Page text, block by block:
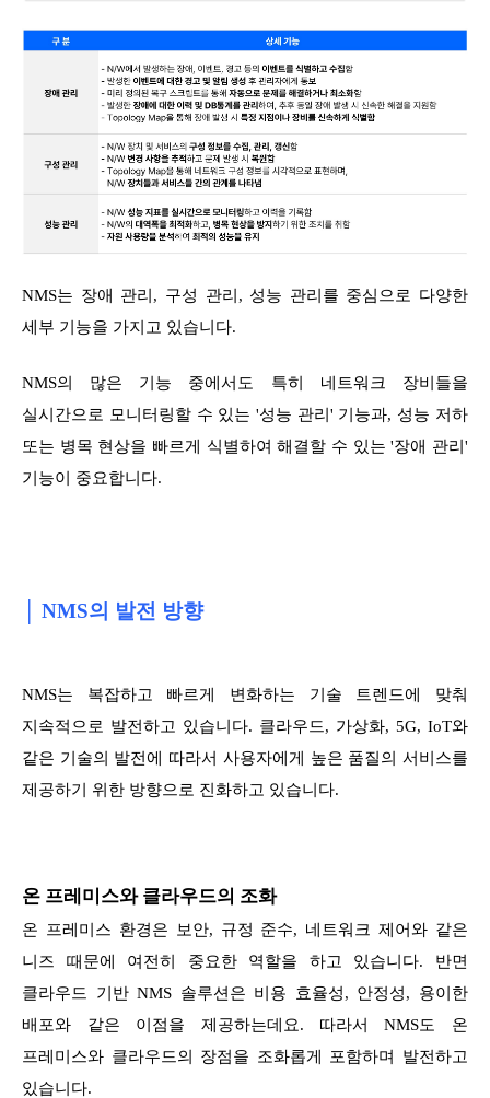
NMS는 장애 관리, 구성 관리, 성능 관리를 중심으로 다양한
세부 기능을 가지고 있습니다.
NMS의 많은 기능 중에서도 특히 네트워크 장비들을
실시간으로 모니터링할 수 있는 '성능 관리' 기능과, 성능 저하
또는 병목 현상을 빠르게 식별하여 해결할 수 있는 '장애 관리'
기능이 중요합니다.
│ NMS의 발전 방향
NMS는 복잡하고 빠르게 변화하는 기술 트렌드에 맞춰
지속적으로 발전하고 있습니다. 클라우드, 가상화, 5G, IoT와
같은 기술의 발전에 따라서 사용자에게 높은 품질의 서비스를
제공하기 위한 방향으로 진화하고 있습니다.
온 프레미스와 클라우드의 조화
온 프레미스 환경은 보안, 규정 준수, 네트워크 제어와 같은
니즈 때문에 여전히 중요한 역할을 하고 있습니다. 반면
클라우드 기반 NMS 솔루션은 비용 효율성, 안정성, 용이한
배포와 같은 이점을 제공하는데요. 따라서 NMS도 온
프레미스와 클라우드의 장점을 조화롭게 포함하며 발전하고
있습니다.